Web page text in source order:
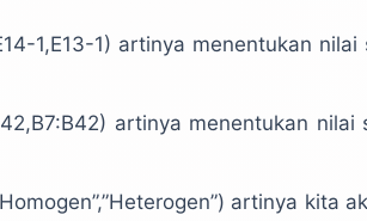
1,E13-1) artinya menentukan
artinya menentukan
artinya kita